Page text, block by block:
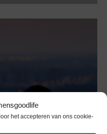
het accepteren van ons cookie-